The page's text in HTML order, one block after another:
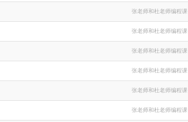
张老师和杜老师编程课
张老师和杜老师编程课
张老师和杜老师编程课
张老师和杜老师编程课
张老师和杜老师编程课
张老师和杜老师编程课